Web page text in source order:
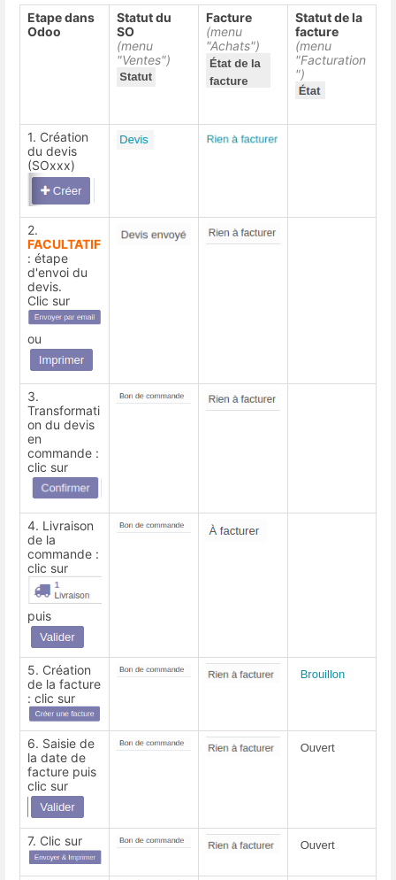
Etape dans
Odoo
Statut du
SO
(menu
"Ventes")
Facture
(menu
"Achats")
Statut de la
facture
(menu
"Facturation
")
1. Création
du devis
(SOxxx)
2.
FACULTATIF
: étape
d'envoi du
devis.
Clic sur
ou
3.
Transformati
on du devis
en
commande :
clic sur
4. Livraison
de la
commande :
clic sur
puis
5. Création
de la facture
: clic sur
6. Saisie de
la date de
facture puis
clic sur
7. Clic sur